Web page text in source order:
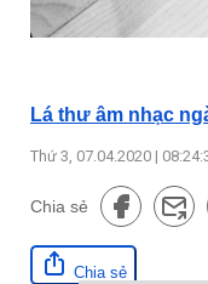
Lá thư âm nhạc
Thứ 3, 07.04.2020 |
Chia sẻ
Chia sẻ